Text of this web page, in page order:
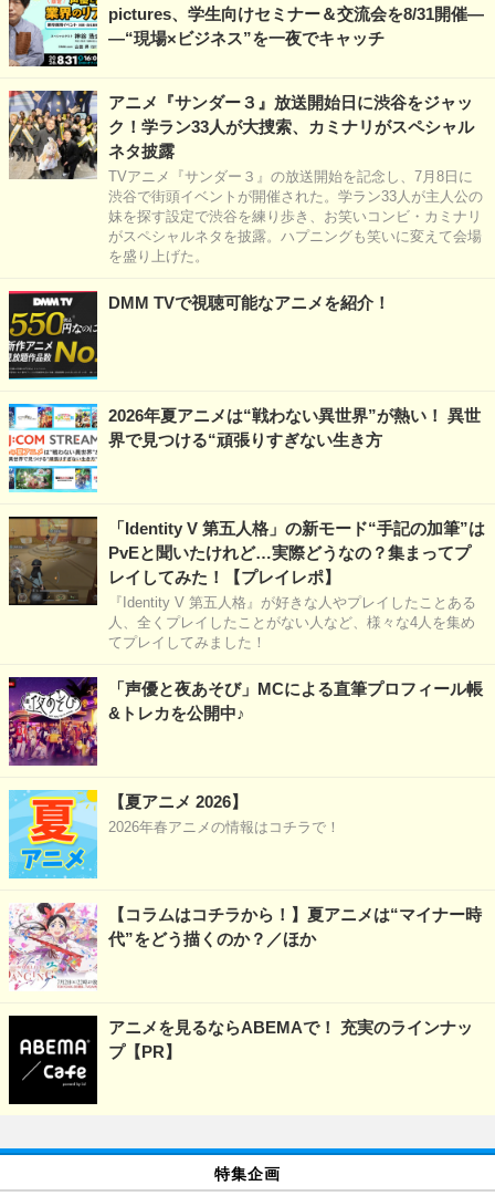
pictures、学生向けセミナー＆交流会を8/31開催―
―“現場×ビジネス”を一夜でキャッチ
アニメ『サンダー３』放送開始日に渋谷をジャッ
ク！学ラン33人が大捜索、カミナリがスペシャル
ネタ披露
TVアニメ『サンダー３』の放送開始を記念し、7月8日に
渋谷で街頭イベントが開催された。学ラン33人が主人公の
妹を探す設定で渋谷を練り歩き、お笑いコンビ・カミナリ
がスペシャルネタを披露。ハプニングも笑いに変えて会場
を盛り上げた。
DMM TVで視聴可能なアニメを紹介！
2026年夏アニメは“戦わない異世界”が熱い！ 異世
界で見つける“頑張りすぎない生き方
「Identity V 第五人格」の新モード“手記の加筆”は
PvEと聞いたけれど…実際どうなの？集まってプ
レイしてみた！【プレイレポ】
『Identity V 第五人格』が好きな人やプレイしたことある
人、全くプレイしたことがない人など、様々な4人を集め
てプレイしてみました！
「声優と夜あそび」MCによる直筆プロフィール帳
&トレカを公開中♪
【夏アニメ 2026】
2026年春アニメの情報はコチラで！
【コラムはコチラから！】夏アニメは“マイナー時
代”をどう描くのか？／ほか
アニメを見るならABEMAで！ 充実のラインナッ
プ【PR】
特集企画